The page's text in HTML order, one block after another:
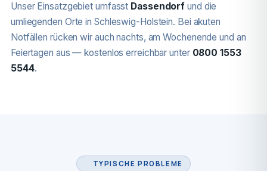
Unser Einsatzgebiet umfasst Dassendorf und die
umliegenden Orte in Schleswig-Holstein. Bei akuten
Notfällen rücken wir auch nachts, am Wochenende und an
Feiertagen aus — kostenlos erreichbar unter 0800 1553
5544.
TYPISCHE PROBLEME